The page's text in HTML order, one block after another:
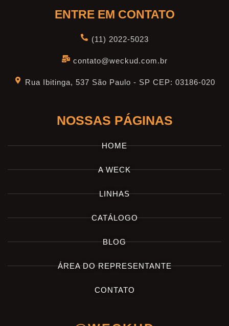
ENTRE EM CONTATO
(11) 2022-5023
contato@weckud.com.br
Rua Ibitinga, 537 São Paulo - SP CEP: 03186-020
NOSSAS PÁGINAS
HOME
A WECK
LINHAS
CATÁLOGO
BLOG
ÁREA DO REPRESENTANTE
CONTATO